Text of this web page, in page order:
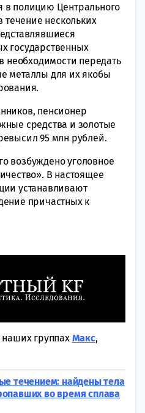
в полицию Центрального
течение нескольких
государственных
необходимости передать
металлы для их якобы
пенсионер
средства и золотые
95 млн рублей.
возбуждено уголовное
В настоящее
устанавливают
причастных к
группах Макс,
течением: найдены тела
во время сплава